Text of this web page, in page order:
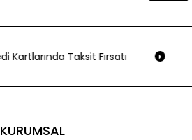
Kartlarında Taksit Fırsatı
KURUMSAL